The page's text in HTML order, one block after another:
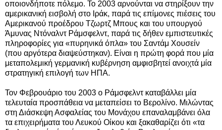
οποιονδήποτε πόλεμο. Το 2003 αρνούνται να στηρίξουν την
αμερικανική εισβολή στο Ιράκ, παρά τις επίμονες πιέσεις του
Αμερικανού προέδρου Τζωρτζ Μπους και του υπουργού
Άμυνας Ντόναλντ Ράμσφελντ, παρά τις δήθεν εμπιστευτικές
πληροφορίες για «πυρηνικά όπλα» του Σαντάμ Χουσείν
(που αργότερα διαψεύστηκαν). Είναι η πρώτη φορά που μία
μεταπολεμική γερμανική κυβέρνηση αμφισβητεί ανοιχτά μία
στρατηγική επιλογή των ΗΠΑ.
Τον Φεβρουάριο του 2003 ο Ράμσφελντ καταβάλλει μία
τελευταία προσπάθεια να μεταπείσει το Βερολίνο. Μιλώντας
στη Διάσκεψη Ασφαλείας του Μονάχου επαναλαμβάνει όλα
τα επιχειρήματα του Λευκού Οίκου και ξακαθαρίζει ότι «τα